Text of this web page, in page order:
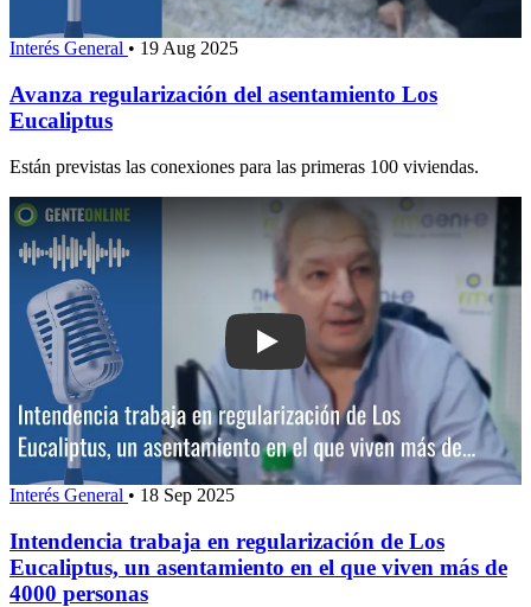
Interés General • 19 Aug 2025
Avanza regularización del asentamiento Los
Eucaliptus
Están previstas las conexiones para las primeras 100 viviendas.
Play: Intendencia trabaja en
Interés General • 18 Sep 2025
Intendencia trabaja en regularización de Los
Eucaliptus, un asentamiento en el que viven más de
4000 personas